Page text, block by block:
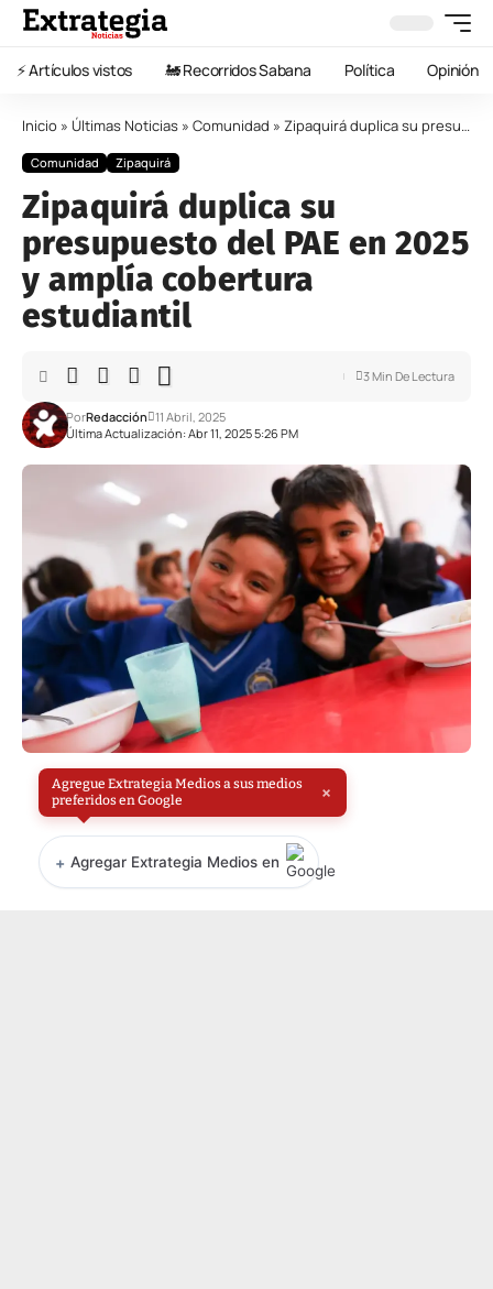
⚡️ Artículos vistos 🚂 Recorridos Sabana Política Opinión
Inicio » Últimas Noticias » Comunidad » Zipaquirá duplica su presupuesto del PAE en 2025 y amplía cobertura estudiantil
Comunidad Zipaquirá
Zipaquirá duplica su
presupuesto del PAE en 2025
y amplía cobertura
estudiantil
Última Actualización: Abr 11, 2025 5:26 PM
PorRedacción 11 Abril, 2025
3 Min De Lectura
Agregue Extrategia Medios a sus medios
preferidos en Google
×
+ Agregar Extrategia Medios en